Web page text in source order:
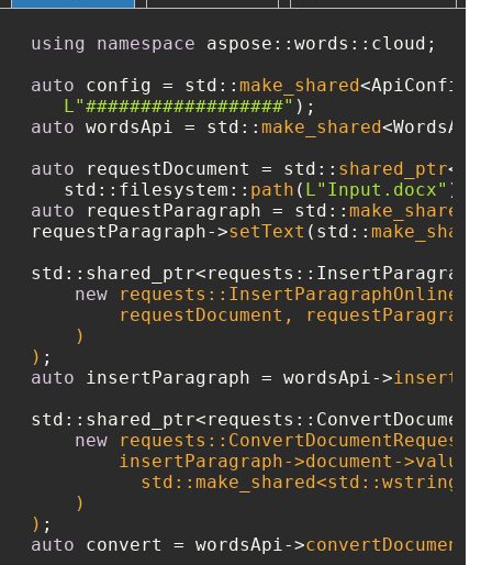
using namespace aspose::words::cloud;
auto config = std:: make_shared
L"##################"
auto wordsApi = std:: make_shared
auto requestDocument = std:: shared_ptr
   std::filesystem::
path ( L"Input.docx"
auto requestParagraph = std:: make_shared
requestParagraph->setText (std:: make_shared
new
        requestDocument, requestParagraph
    )
)
auto insertParagraph = wordsApi->
new requests::ConvertDocumentRequest(
insertParagraph->document-
          std::make_shared<std::wstring>(
    )
)
auto convert = wordsApi->convertDocument